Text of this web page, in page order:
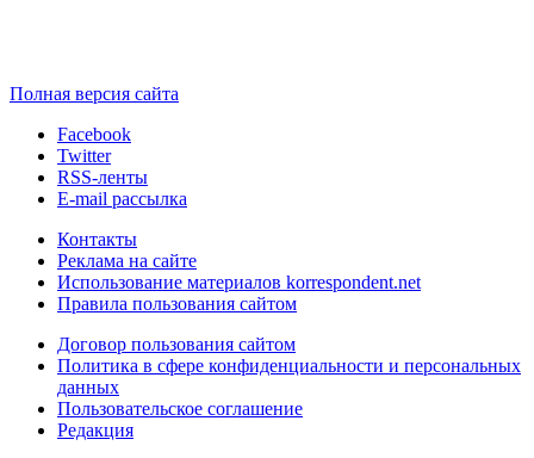
Полная версия сайта
Facebook
Twitter
RSS-ленты
E-mail рассылка
Контакты
Реклама на сайте
Использование материалов korrespondent.net
Правила пользования сайтом
Договор пользования сайтом
Политика в сфере конфиденциальности и персональных
данных
Пользовательское соглашение
Редакция